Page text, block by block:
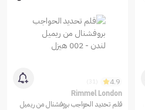
4.9
Rimmel London
قلم تحديد الحواجب بروفشنال من ريميل